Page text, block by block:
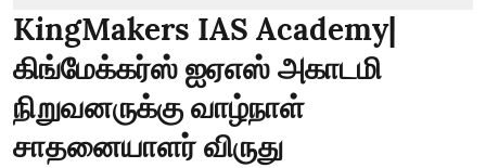
KingMakers IAS Academy|
கிங்மேக்கர்ஸ் ஐஏஎஸ் அகாடமி
நிறுவனருக்கு வாழ்நாள்
சாதனையாளர் விருது